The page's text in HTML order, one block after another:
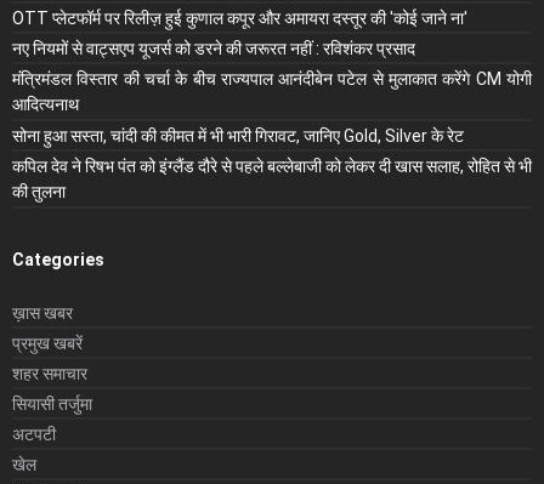
OTT प्लेटफॉर्म पर रिलीज़ हुई कुणाल कपूर और अमायरा दस्तूर की 'कोई जाने ना'
नए नियमों से वाट्सएप यूजर्स को डरने की जरूरत नहीं : रविशंकर प्रसाद
मंंत्रिमंडल विस्तार की चर्चा के बीच राज्यपाल आनंदीबेन पटेल से मुलाकात करेंगे CM योगी
आदित्यनाथ
सोना हुआ सस्ता, चांदी की कीमत में भी भारी गिरावट, जानिए Gold, Silver के रेट
कपिल देव ने रिषभ पंत को इंग्लैंड दौरे से पहले बल्लेबाजी को लेकर दी खास सलाह, रोहित से भी
की तुलना
Categories
ख़ास खबर
प्रमुख खबरें
शहर समाचार
सियासी तर्जुमा
अटपटी
खेल